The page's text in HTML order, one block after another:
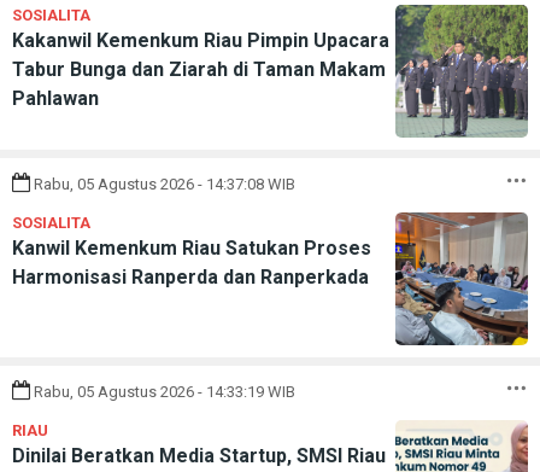
SOSIALITA
Kakanwil Kemenkum Riau Pimpin Upacara
Tabur Bunga dan Ziarah di Taman Makam
Pahlawan
Rabu, 05 Agustus 2026 - 14:37:08 WIB
SOSIALITA
Kanwil Kemenkum Riau Satukan Proses
Harmonisasi Ranperda dan Ranperkada
Rabu, 05 Agustus 2026 - 14:33:19 WIB
RIAU
Dinilai Beratkan Media Startup, SMSI Riau